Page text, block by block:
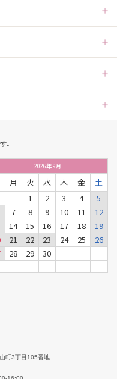
。
2026年9月
月 火 水 木 金
土
1
2 3 4
5
7 8 9 10 11
12
14 15 16 17 18
19
21 22 23 24 25
26
28 29 30
町3丁目105番地